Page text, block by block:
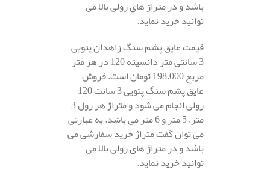
باشد و در متراژ های رولی بالا می
توانید خرید نماید.
قیمت عایق پشم سنگ زاهدان پتویی
3 سانتی متر دانسیته 120 در هر متر
مربع 198.000 تومان است. فروش
عایق پشم سنگ پتویی 3 سانت 120
رولی انجام می شود و متراژ هر رول 3
متر، 5 متر و 6 متر می باشد. به عبارتی
می توان گفت متراژ خرید سفارشی می
باشد و در متراژ های رولی بالا می
توانید خرید نماید.